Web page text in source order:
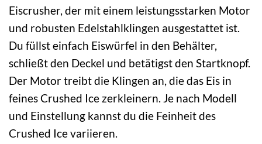
Eiscrusher, der mit einem leistungsstarken Motor
und robusten Edelstahlklingen ausgestattet ist.
Du füllst einfach Eiswürfel in den Behälter,
schließt den Deckel und betätigst den Startknopf.
Der Motor treibt die Klingen an, die das Eis in
feines Crushed Ice zerkleinern. Je nach Modell
und Einstellung kannst du die Feinheit des
Crushed Ice variieren.